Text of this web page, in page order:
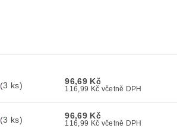
(3 ks) 96,69 Kč
116,99 Kč včetně DPH
(3 ks) 96,69 Kč
116,99 Kč včetně DPH